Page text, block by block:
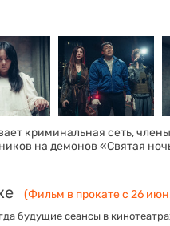
криминальная сеть,
на демонов «Святая
(Фильм в прокате с 26
будущие сеансы в